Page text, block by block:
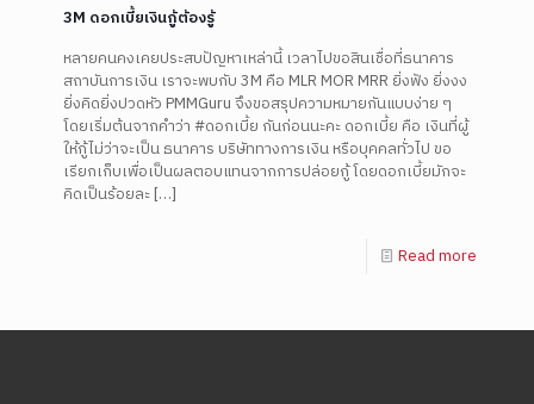
3M ดอกเบี้ยเงินกู้ต้องรู้
หลายคนคงเคยประสบปัญหาเหล่านี้ เวลาไปขอสินเชื่อที่ธนาคาร
สถาบันการเงิน เราจะพบกับ 3M คือ MLR MOR MRR ยิ่งฟัง ยิ่งงง
ยิ่งคิดยิ่งปวดหัว PMMGuru จึงขอสรุปความหมายกันแบบง่าย ๆ
โดยเริ่มต้นจากคำว่า #ดอกเบี้ย กันก่อนนะคะ ดอกเบี้ย คือ เงินที่ผู้
ให้กู้ไม่ว่าจะเป็น ธนาคาร บริษัททางการเงิน หรือบุคคลทั่วไป ขอ
เรียกเก็บเพื่อเป็นผลตอบแทนจากการปล่อยกู้ โดยดอกเบี้ยมักจะ
คิดเป็นร้อยละ[…]
Read more